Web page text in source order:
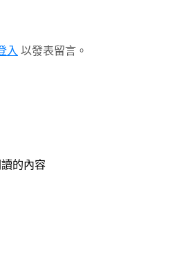
入 以發表留言。
的內容